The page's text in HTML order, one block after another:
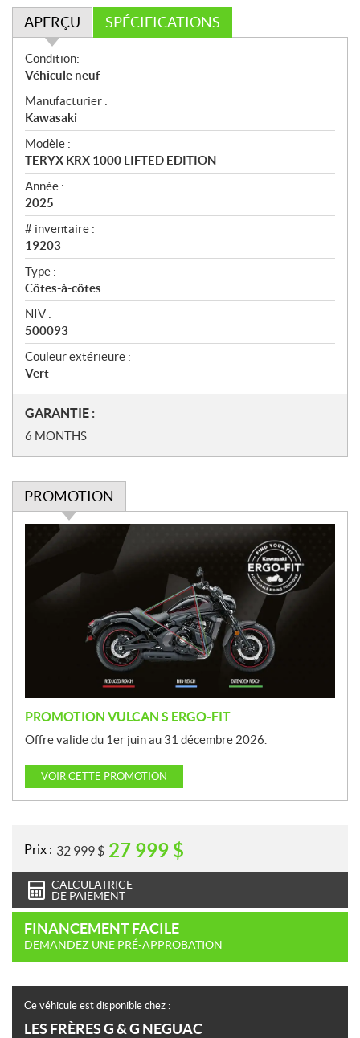
APERÇU SPÉCIFICATIONS
A
p
e
r
ç
u
Condition:
Véhicule neuf
Manufacturier :
Kawasaki
Modèle :
TERYX KRX 1000 LIFTED EDITION
Année :
2025
# inventaire :
19203
Type :
Côtes-à-côtes
NIV :
500093
Couleur extérieure :
Vert
N
o
s
GARANTIE :
6 MONTHS
PROMOTION
PROMOTION VULCAN S ERGO-FIT
Offre valide du 1er juin au 31 décembre 2026.
VOIR CETTE PROMOTION
Prix : 32 999$ 27 999 $
CALCULATRICE
DE PAIEMENT
FINANCEMENT FACILE
DEMANDEZ UNE PRÉ-APPROBATION
Ce véhicule est disponible chez :
LES FRÈRES G & G NEGUAC